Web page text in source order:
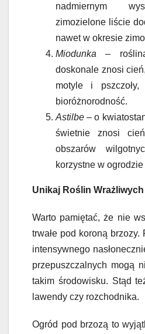
nadmiernym
zimozielone liście
nawet w okresie
Miodunka –
doskonale znosi
motyle i pszczoły,
bioróżnorodność.
Astilbe – o
świetnie znosi
obszarów
korzystne w
Unikaj Roślin
Warto pamiętać, że nie
trwałe pod koroną
intensywnego
przepuszczalnych mogą
takim środowisku. Stąd
lawendy czy rozchodnika.
Ogród pod brzozą to